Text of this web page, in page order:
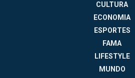
CULTURA
ECONOMIA
ESPORTES
FAMA
LIFESTYLE
MUNDO